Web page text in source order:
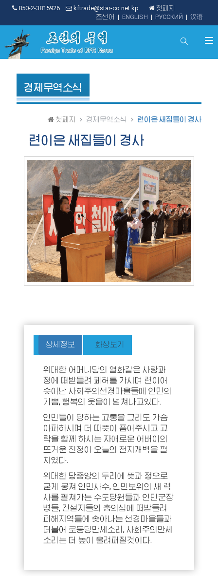
850-2-3815926 kftrade@star-co.net.kp
첫페지
| 汉语
| РУССКИЙ
| ENGLISH
조선어
경제무역소식
첫페지 경제무역소식 련이은 새집들이 경사
련이은 새집들이 경사
상세정보 화상보기
위대한 어머니당의 열화같은 사랑과
정에 떠받들려 페허를 가시며 련이어
솟아난 사회주의선경마을들에 인민의
기쁨, 행복의 웃음이 넘쳐나고있다.
인민들이 당하는 고통을 그리도 가슴
아파하시며 더 따뜻이 품어주시고 고
락을 함께 하시는 자애로운 어버이의
뜨거운 진정이 오늘의 천지개벽을 펼
치였다.
위대한 당중앙의 두리에 뜻과 정으로
굳게 뭉쳐 인민사수, 인민보위의 새 력
사를 펼쳐가는 수도당원들과 인민군장
병들, 건설자들의 충의심에 떠받들려
피해지역들에 솟아나는 선경마을들과
더불어 로동당만세소리, 사회주의만세
소리는 더 높이 울려퍼질것이다.